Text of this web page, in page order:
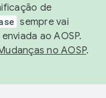
de
sempre vai
ao AOSP.
no AOSP.